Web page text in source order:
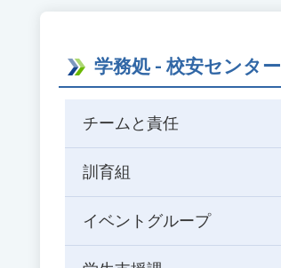
学務処 - 校安センター
チームと責任
訓育組
イベントグループ